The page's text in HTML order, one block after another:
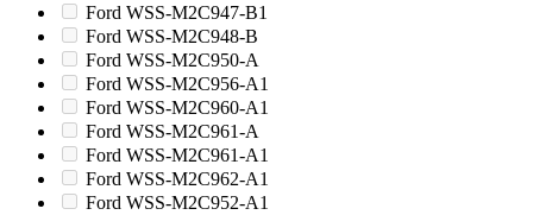
Ford WSS-M2C947-B1
Ford WSS-M2C948-B
Ford WSS-M2C950-A
Ford WSS-M2C956-A1
Ford WSS-M2C960-A1
Ford WSS-M2C961-A
Ford WSS-M2C961-A1
Ford WSS-M2C962-A1
Ford WSS-M2C952-A1